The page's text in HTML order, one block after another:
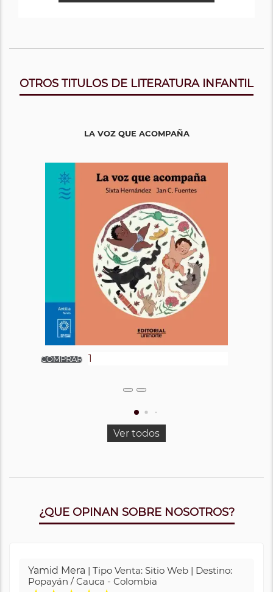
OTROS TITULOS DE LITERATURA INFANTIL
LA VOZ QUE ACOMPAÑA
Ver todos
¿QUE OPINAN SOBRE NOSOTROS?
Yamid Mera | Tipo Venta: Sitio Web | Destino:
Popayán / Cauca - Colombia